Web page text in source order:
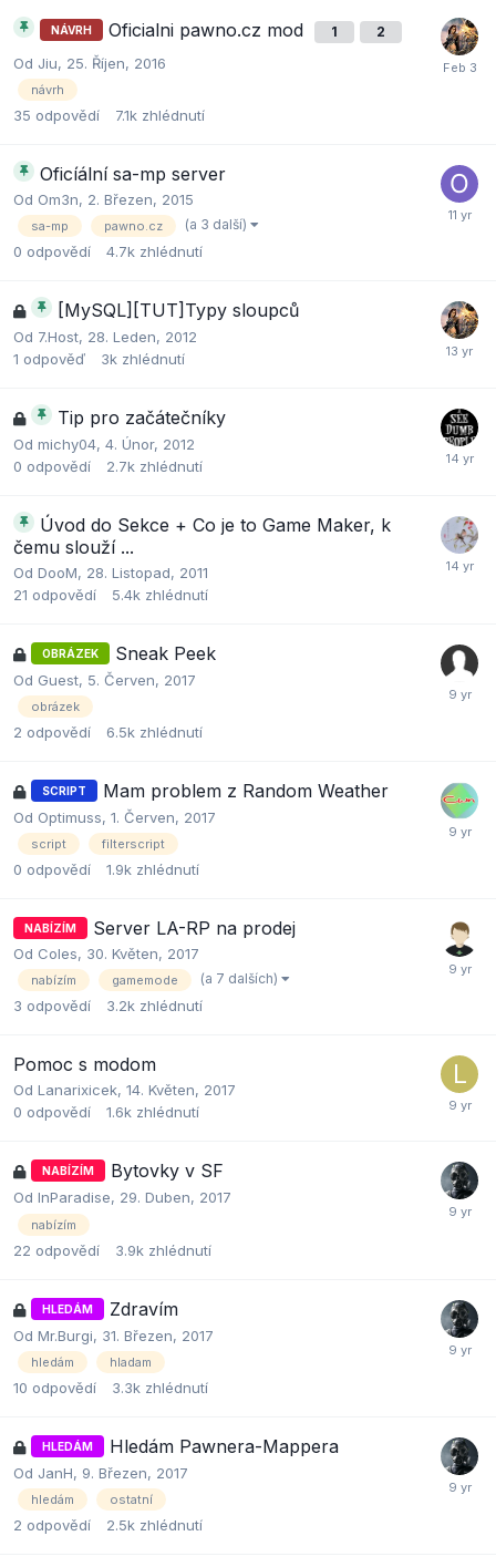
NÁVRH Oficialni pawno.cz mod 1 2
Od Jiu, 25. Říjen, 2016
návrh
35 odpovědí 7.1k zhlédnutí
Oficíální sa-mp server
Od Om3n, 2. Březen, 2015
sa-mp pawno.cz (a 3 další)
0 odpovědí 4.7k zhlédnutí
[MySQL][TUT]Typy sloupců
Od 7.Host, 28. Leden, 2012
1 odpověď 3k zhlédnutí
Tip pro začátečníky
Od michy04, 4. Únor, 2012
0 odpovědí 2.7k zhlédnutí
Úvod do Sekce + Co je to Game Maker, k
čemu slouží ...
Od DooM, 28. Listopad, 2011
21 odpovědí 5.4k zhlédnutí
OBRÁZEK Sneak Peek
Od Guest, 5. Červen, 2017
obrázek
2 odpovědí 6.5k zhlédnutí
SCRIPT Mam problem z Random Weather
Od Optimuss, 1. Červen, 2017
script filterscript
0 odpovědí 1.9k zhlédnutí
NABÍZÍM Server LA-RP na prodej
Od Coles, 30. Květen, 2017
nabízím gamemode (a 7 dalších)
3 odpovědí 3.2k zhlédnutí
Pomoc s modom
Od Lanarixicek, 14. Květen, 2017
0 odpovědí 1.6k zhlédnutí
NABÍZÍM Bytovky v SF
Od InParadise, 29. Duben, 2017
nabízím
22 odpovědí 3.9k zhlédnutí
HLEDÁM Zdravím
Od Mr.Burgi, 31. Březen, 2017
hledám hladam
10 odpovědí 3.3k zhlédnutí
HLEDÁM Hledám Pawnera-Mappera
Od JanH, 9. Březen, 2017
hledám ostatní
2 odpovědí 2.5k zhlédnutí